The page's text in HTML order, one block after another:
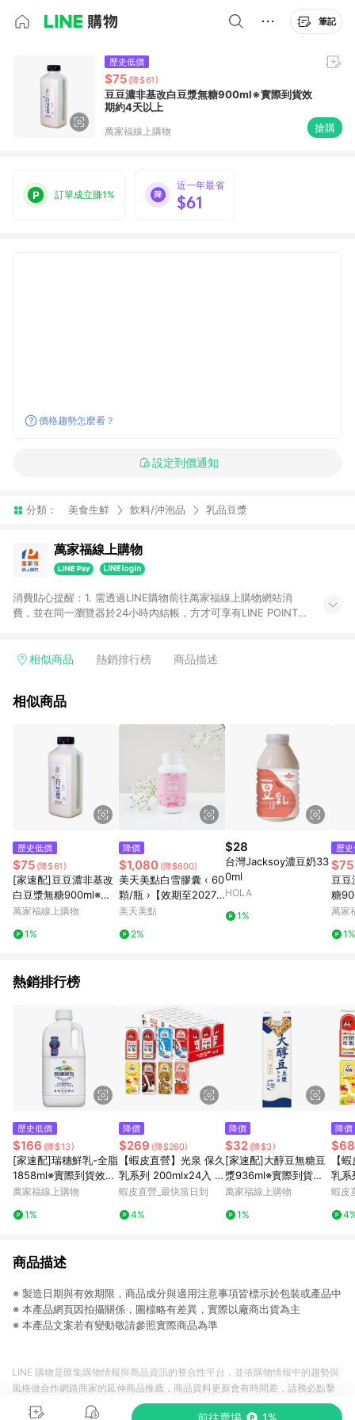
筆記
歷史低價
$75 (降$61)
豆豆濃非基改白豆漿無糖900ml※實際到貨效
期約4天以上
萬家福線上購物 搶購
訂單成立賺1%
近一年最省
$61
價格趨勢怎麼看？
設定到價通知
分類： 美食生鮮 飲料/沖泡品 乳品豆漿
萬家福線上購物
消費貼心提醒：1. 需透過LINE購物前往萬家福線上購物網站消
費，並在同一瀏覽器於24小時內結帳，方才可享有LINE POINTS
4. 不具回饋資格種類商品：電子禮券。 5. 回饋點數計算將排除訂
錄，相關問題請於保留時間內聯絡客服中心，並由康達盛通生活
提供簡單、快速、輕鬆的購物流程及體驗，將不定期推出精選、
話題性或期間限定商品來滿足您的喜好。
相似商品 熱銷排行榜 商品描述
相似商品
歷史低價
$75 (降$61)
[家速配]豆豆濃非基改
白豆漿無糖900ml※實
際到貨效期約4天以上
萬家福線上購物
1%
降價
$1,080 (降$600)
美天美點白雪膠囊 ‹ 60
顆/瓶 ›【效期至2027.0
2.12】
美天美點
2%
$28
台灣Jacksoy濃豆奶33
0ml
HOLA
1%
歷
$75
豆豆
糖
期約
萬家
1%
熱銷排行榜
歷史低價
$166 (降$13)
[家速配]瑞穗鮮乳-全脂
1858ml※實際到貨效期
約4天以上
萬家福線上購物
1%
降價
$269 (降$260)
【蝦皮直營】光泉 保久
乳系列 200mlx24入 全
脂/低脂/低脂高鈣/高
蘋果 牛奶 保久乳
蝦皮直營_最快當日到
4%
降價
$32 (降$3)
[家速配]大醇豆無糖豆
漿936ml※實際到貨效
期約4天以上
萬家福線上購物
1%
降價
$68
【
乳系
脂/
蘋果
蝦皮
商品描述
※ 製造日期與有效期限，商品成分與適用注意事項皆標示於包裝或產品中
※ 本產品網頁因拍攝關係，圖檔略有差異，實際以廠商出貨為主
※ 本產品文案若有變動敬請參照實際商品為準
前往賣場 1%
LINE 購物是匯集購物情報與商品資訊的整合性平台，並依購物情報中的趨勢與
風格做合作網路商家的延伸商品推薦，商品資料更新會有時間差，請務必點擊
商品至各合作網路商家，確認現售價與購物條件，一切資訊以合作廠商網頁為